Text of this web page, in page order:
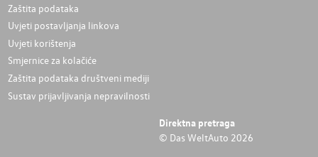
Zaštita podataka
Uvjeti postavljanja linkova
Uvjeti korištenja
Smjernice za kolačiće
Zaštita podataka društveni mediji
Sustav prijavljivanja nepravilnosti
Direktna pretraga
© Das WeltAuto 2026